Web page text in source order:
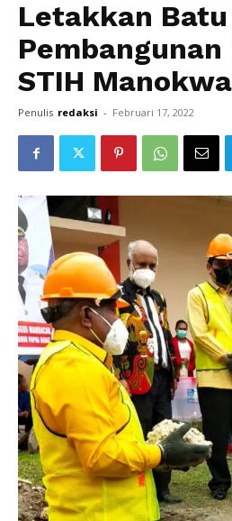
Letakkan
Pembangunan
STIH
Penulis redaksi - Februari 17, 2022